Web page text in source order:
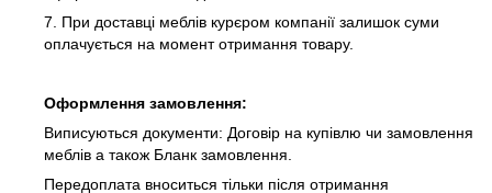
7. При доставці меблів курєром компанії залишок суми
оплачується на момент отримання товару.
Оформлення замовлення:
Виписуються документи: Договір на купівлю чи замовлення
меблів а також Бланк замовлення.
Передоплата вноситься тільки після отримання